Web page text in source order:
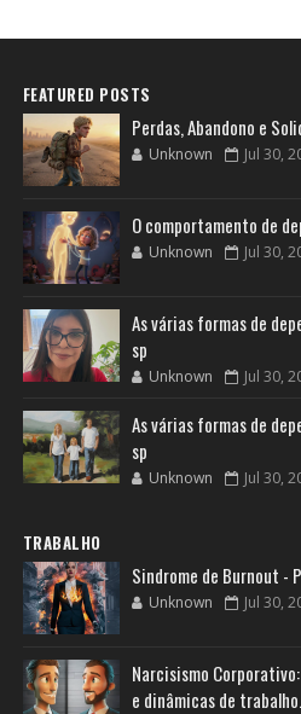
FEATURED POSTS
Perdas, Abandono e
Unknown Jul 30,
O comportamento de
Unknown Jul 30,
As várias formas de
sp
Unknown Jul 30,
As várias formas de
sp
Unknown Jul 30,
TRABALHO
Sindrome de Burnout -
Unknown Jul 30,
Narcisismo
e dinâmicas de trabalho.